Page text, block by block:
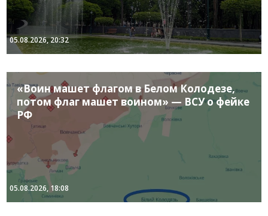
05.08.2026, 20:32
«Воин машет флагом в Белом Колодезе,
потом флаг машет воином» — ВСУ о фейке
РФ
05.08.2026, 18:08